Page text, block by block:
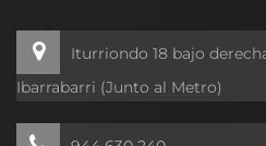
Iturriondo 18 bajo
Ibarrabarri (Junto al Metro)